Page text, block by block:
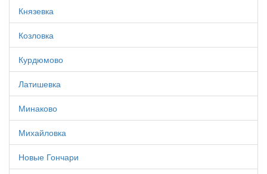
Князевка
Козловка
Курдюмово
Латишевка
Минаково
Михайловка
Новые Гончари